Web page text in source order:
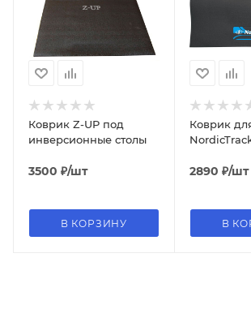
Коврик Z-UP под
инверсионные столы
3500 ₽/шт
В КОРЗИНУ
Коврик
2890 ₽/шт
В